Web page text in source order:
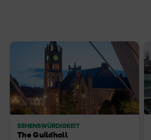
SEHENSWÜRDIGKEIT
The Guildhall